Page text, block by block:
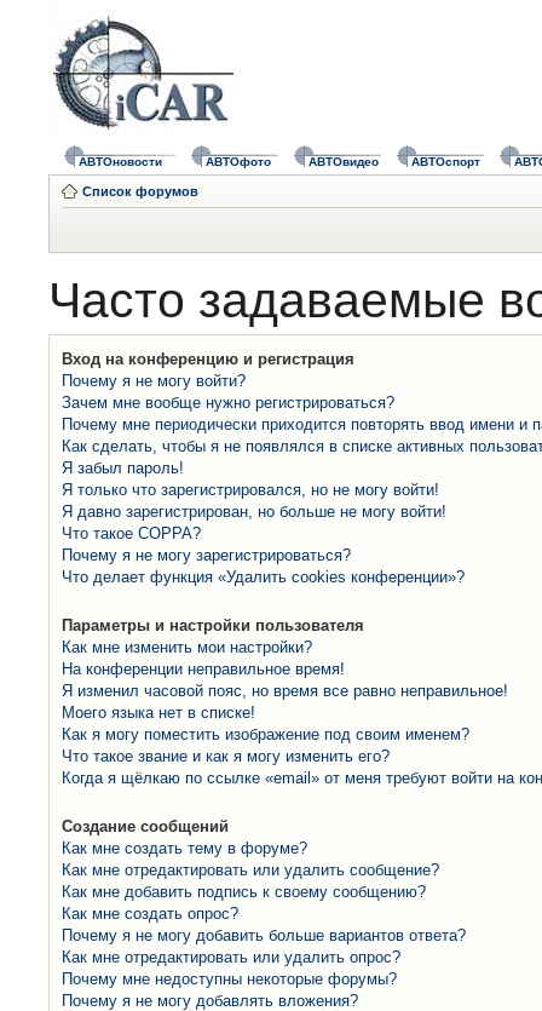
АВТОновости АВТОфото АВТОвидео АВТОспорт
Список форумов
Часто задаваемые
Вход на конференцию и регистрация
Почему я не могу войти?
Зачем мне вообще нужно регистрироваться?
Почему мне периодически приходится повторять ввод имени и
Как сделать, чтобы я не появлялся в списке активных
Я забыл пароль!
Я только что зарегистрировался, но не могу войти!
Я давно зарегистрирован, но больше не могу войти!
Что такое COPPA?
Почему я не могу зарегистрироваться?
Что делает функция «Удалить cookies конференции»?
Параметры и настройки пользователя
Как мне изменить мои настройки?
На конференции неправильное время!
Я изменил часовой пояс, но время все равно неправильное!
Моего языка нет в списке!
Как я могу поместить изображение под своим именем?
Что такое звание и как я могу изменить его?
Когда я щёлкаю по ссылке «email» от меня требуют войти на
Создание сообщений
Как мне создать тему в форуме?
Как мне отредактировать или удалить сообщение?
Как мне добавить подпись к своему сообщению?
Как мне создать опрос?
Почему я не могу добавить больше вариантов ответа?
Как мне отредактировать или удалить опрос?
Почему мне недоступны некоторые форумы?
Почему я не могу добавлять вложения?